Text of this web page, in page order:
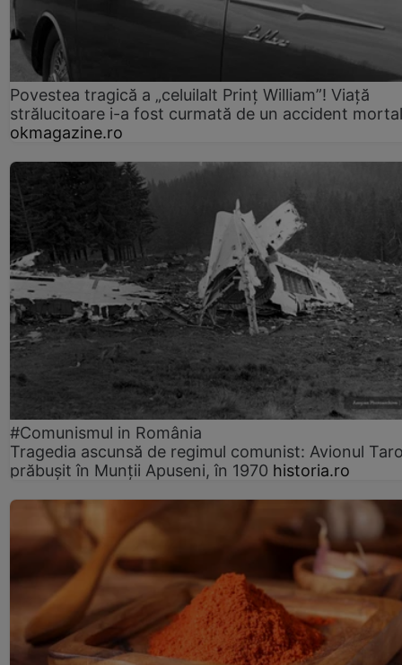
Povestea tragică a „celuilalt Prinț William”! Viață
strălucitoare i-a fost curmată de un accident mortal
okmagazine.ro
#Comunismul in România
Tragedia ascunsă de regimul comunist: Avionul
prăbușit în Munții Apuseni, în 1970 historia.ro